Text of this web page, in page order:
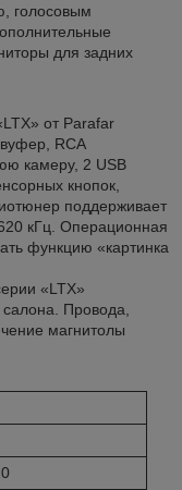
голосовым
для задних
от Parafar
RCA
камеру, 2 USB
кнопок,
поддерживает
кГц. Операционная
функцию «картинка
«LTX»
Провода,
магнитолы